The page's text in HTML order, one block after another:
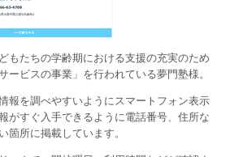
もたちの学齢期における支援の充実のため
ービスの事業」を行われている夢門塾様。
報を調べやすいようにスマートフォン表示
がすぐ入手できるように電話番号、住所な
箇所に掲載しています。